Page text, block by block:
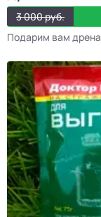
3 000 руб.
Подарим вам